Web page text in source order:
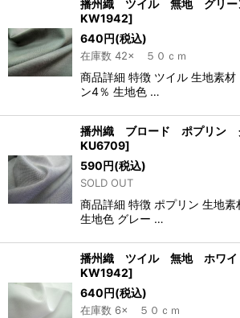
播州織 ツイル 無地 グリー
KW1942]
640円(税込)
在庫数 42× ５０ｃｍ
商品詳細 特徴 ツイル 生地素
ン4％ 生地色 …
播州織 ブロード ポプリン
KU6709]
590円(税込)
SOLD OUT
商品詳細 特徴 ポプリン 生地素
生地色 グレー …
播州織 ツイル 無地 ホワイ
KW1942]
640円(税込)
在庫数 6× ５０ｃｍ